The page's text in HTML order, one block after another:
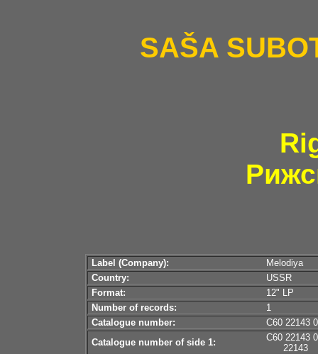
SAŠA
Label (Company):
Melodiya
Country:
USSR
Format:
12" LP
Number of records:
1
Catalogue number:
С60 22143
Catalogue number of side 1:
С60 22143
22143